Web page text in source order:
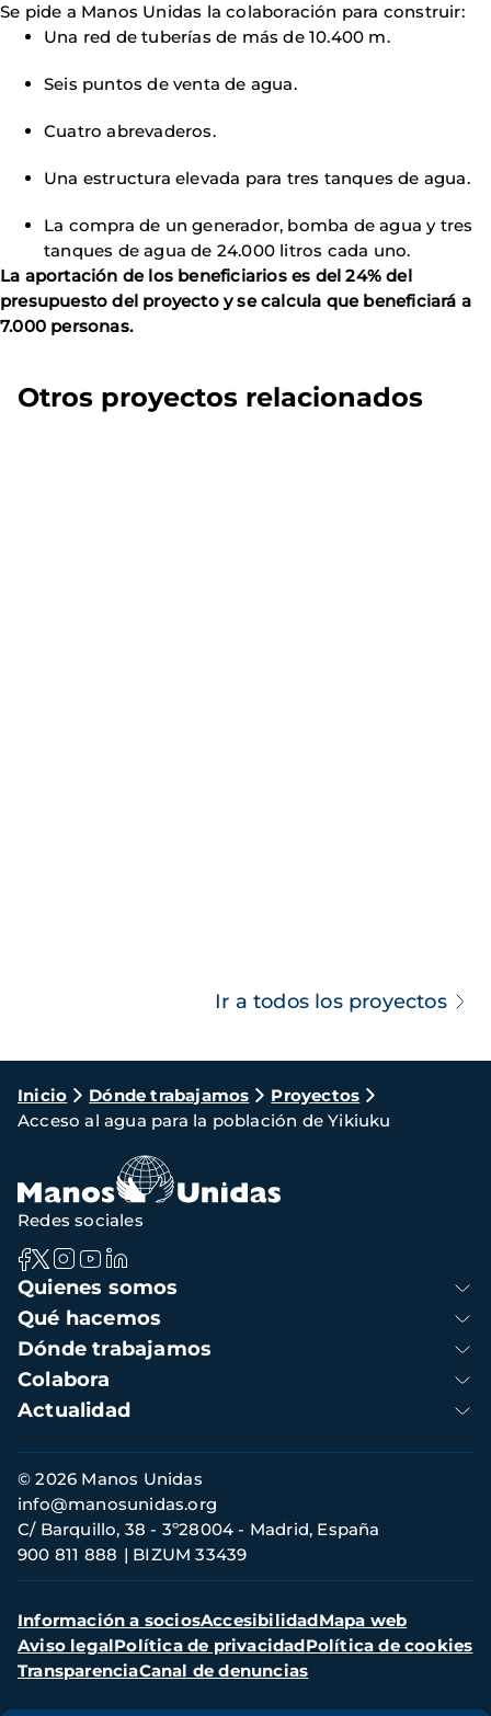
Se pide a Manos Unidas la colaboración para construir:
Una red de tuberías de más de 10.400 m.
Seis puntos de venta de agua.
Cuatro abrevaderos.
Una estructura elevada para tres tanques de agua.
La compra de un generador, bomba de agua y tres
tanques de agua de 24.000 litros cada uno.
La aportación de los beneficiarios es del 24% del
presupuesto del proyecto y se calcula que beneficiará a
7.000 personas.
Otros proyectos relacionados
Ir a todos los proyectos
Ruta
de
navegación
Inicio Dónde trabajamos
Proyectos
Acceso al agua para la población de Yikiuku
Navegación
principal
Quienes somos
Qué hacemos
Dónde trabajamos
Colabora
Actualidad
Redes sociales
Información
de
contacto
© 2026 Manos Unidas
C/ Barquillo, 38 - 3º28004 - Madrid, España
900 811 888
BIZUM 33439
info@manosunidas.org
Menú
secundario
Información a sociosAccesibilidadMapa web
Aviso legalPolítica de privacidadPolítica de cookies
TransparenciaCanal de denuncias